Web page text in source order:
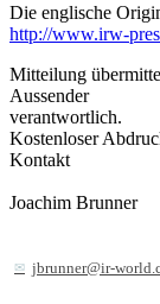
Die englische
http://www.irw-
Mitteilung
Aussender
verantwortlich.
Kostenloser
Kontakt
Joachim Brunner
jbrunner@ir-